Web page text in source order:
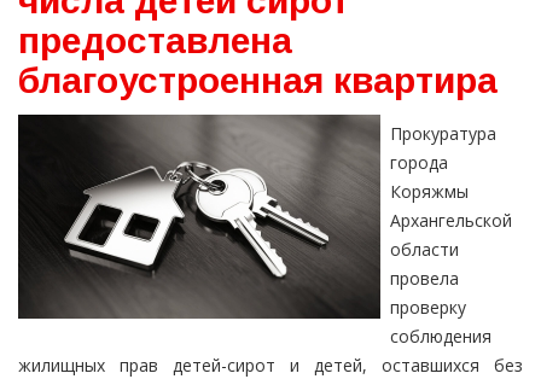
предоставлена
благоустроенная квартира
Прокуратура
города
Коряжмы
Архангельской
области
провела
проверку
соблюдения
жилищных прав детей-сирот и детей, оставшихся без